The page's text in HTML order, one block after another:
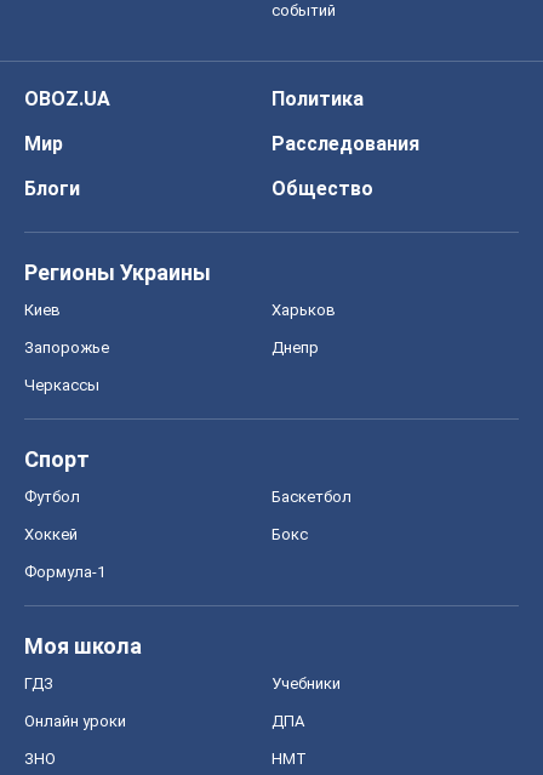
событий
OBOZ.UA
Политика
Мир
Расследования
Блоги
Общество
Регионы Украины
Киев Харьков
Запорожье Днепр
Черкассы
Спорт
Футбол Баскетбол
Хоккей Бокс
Формула-1
Моя школа
ГДЗ Учебники
Онлайн уроки ДПА
ЗНО НМТ